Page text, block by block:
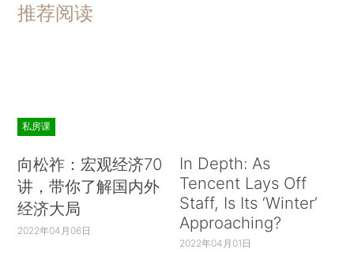
推荐阅读
私房课
向松祚：宏观经济70
讲，带你了解国内外
经济大局
2022年04月06日
In Depth: As
Tencent Lays Off
Staff, Is Its ‘Winter’
Approaching?
2022年04月01日